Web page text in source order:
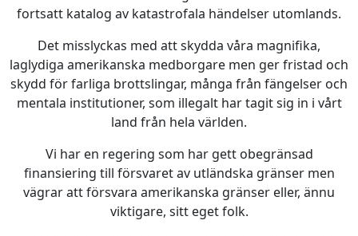
fortsatt katalog av katastrofala händelser utomlands.
Det misslyckas med att skydda våra magnifika,
laglydiga amerikanska medborgare men ger fristad och
skydd för farliga brottslingar, många från fängelser och
mentala institutioner, som illegalt har tagit sig in i vårt
land från hela världen.
Vi har en regering som har gett obegränsad
finansiering till försvaret av utländska gränser men
vägrar att försvara amerikanska gränser eller, ännu
viktigare, sitt eget folk.